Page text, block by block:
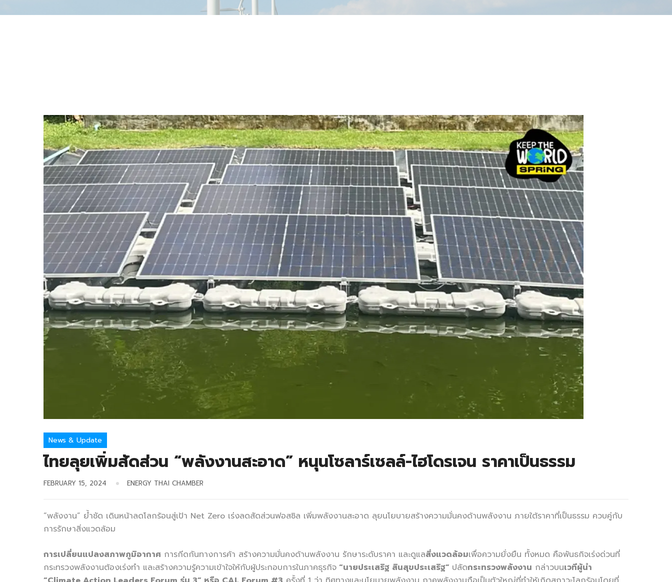
News & Update
ไทยลุยเพิ่มสัดส่วน “พลังงานสะอาด” หนุนโซลาร์เซลล์-ไฮโดรเจน ราคาเป็นธรรม
FEBRUARY 15, 2024 ENERGY THAI CHAMBER
“พลังงาน” ย้ำชัด เดินหน้าลดโลกร้อนสู่เป้า Net Zero เร่งลดสัดส่วนฟอสซิล เพิ่มพลังงานสะอาด ลุยนโยบายสร้างความมั่นคงด้านพลังงาน ภายใต้ราคาที่เป็นธรรม ควบคู่กับ
การรักษาสิ่งแวดล้อม
การเปลี่ยนแปลงสภาพภูมิอากาศ การกีดกันทางการค้า สร้างความมั่นคงด้านพลังงาน รักษาระดับราคา และดูแลสิ่งแวดล้อมเพื่อความยั่งยืน ทั้งหมด คือพันธกิจเร่งด่วนที่
กระทรวงพลังงานต้องเร่งทำ และสร้างความรู้ความเข้าใจให้กับผู้ประกอบการในภาคธุรกิจ “นายประเสริฐ สินสุขประเสริฐ” ปลัดกระทรวงพลังงาน กล่าวบนเวทีผู้นำ